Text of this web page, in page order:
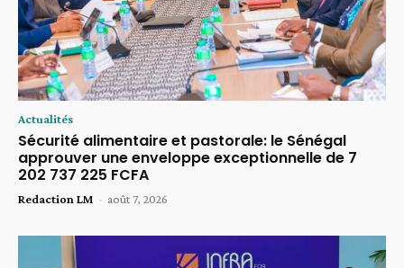
Actualités
Sécurité alimentaire et pastorale: le Sénégal
approuver une enveloppe exceptionnelle de 7
202 737 225 FCFA
Redaction LM - août 7, 2026